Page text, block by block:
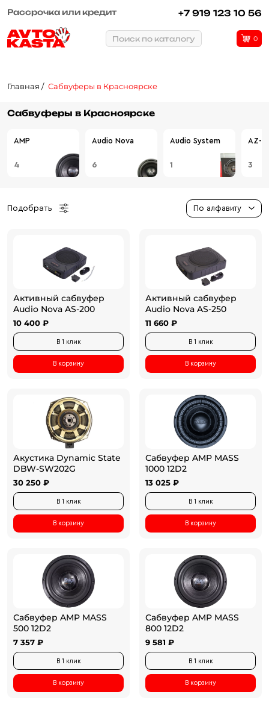
Рассрочка или кредит +7 919 123 10 56
Поиск по каталогу 0
Главная Сабвуферы в Красноярске
Сабвуферы в Красноярске
AMP
4
Audio Nova
6
Audio System
1
AZ-13
3
Подобрать По алфавиту
Активный сабвуфер
Audio Nova AS-200
10 400 ₽
В 1 клик
В корзину
Активный сабвуфер
Audio Nova AS-250
11 660 ₽
В 1 клик
В корзину
Акустика Dynamic State
DBW-SW202G
30 250 ₽
В 1 клик
В корзину
Сабвуфер AMP MASS
1000 12D2
13 025 ₽
В 1 клик
В корзину
Сабвуфер AMP MASS
500 12D2
7 357 ₽
В 1 клик
В корзину
Сабвуфер AMP MASS
800 12D2
9 581 ₽
В 1 клик
В корзину